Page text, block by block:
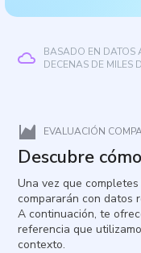
BASADO EN DATOS
DECENAS DE MILES
EVALUACIÓN
Descubre
Una vez que
compararán con datos
A continuación, te
referencia que
contexto.